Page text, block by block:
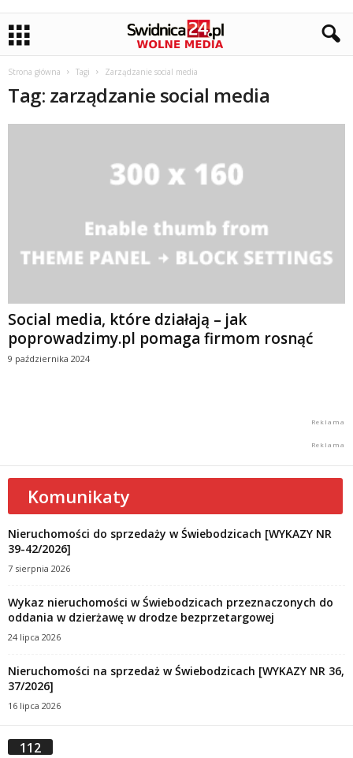
Strona główna Tagi Zarządzanie social media
Tag: zarządzanie social media
Social media, które działają – jak
poprowadzimy.pl pomaga firmom rosnąć
9 października 2024
Komunikaty
Nieruchomości do sprzedaży w Świebodzicach [WYKAZY NR
39-42/2026]
7 sierpnia 2026
Wykaz nieruchomości w Świebodzicach przeznaczonych do
oddania w dzierżawę w drodze bezprzetargowej
24 lipca 2026
Nieruchomości na sprzedaż w Świebodzicach [WYKAZY NR 36,
37/2026]
16 lipca 2026
112